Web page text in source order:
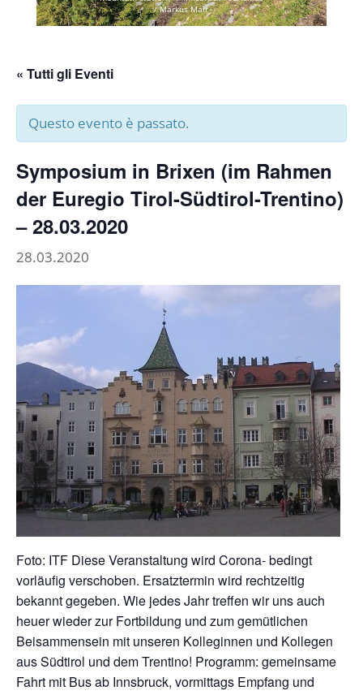
/ Markus Mair
« Tutti gli Eventi
Questo evento è passato.
Symposium in Brixen (im Rahmen
der Euregio Tirol-Südtirol-Trentino)
– 28.03.2020
28.03.2020
Foto: ITF Diese Veranstaltung wird Corona- bedingt
vorläufig verschoben. Ersatztermin wird rechtzeitig
bekannt gegeben. Wie jedes Jahr treffen wir uns auch
heuer wieder zur Fortbildung und zum gemütlichen
Beisammensein mit unseren Kolleginnen und Kollegen
aus Südtirol und dem Trentino! Programm: gemeinsame
Fahrt mit Bus ab Innsbruck, vormittags Empfang und